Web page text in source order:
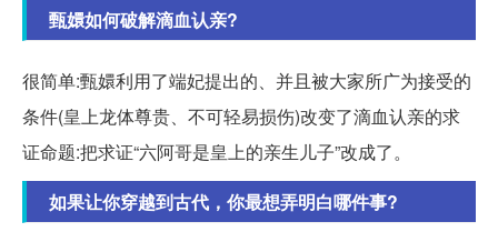
甄嬛如何破解滴血认亲?
很简单:甄嬛利用了端妃提出的、并且被大家所广为接受的
条件(皇上龙体尊贵、不可轻易损伤)改变了滴血认亲的求
证命题:把求证“六阿哥是皇上的亲生儿子”改成了。
如果让你穿越到古代，你最想弄明白哪件事?